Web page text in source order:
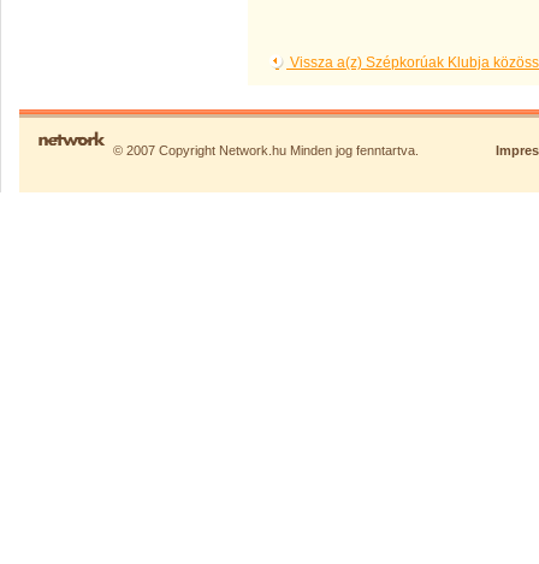
Vissza a(z) Szépkorúak Klubja
© 2007 Copyright Network.hu Minden jog fenntartva.